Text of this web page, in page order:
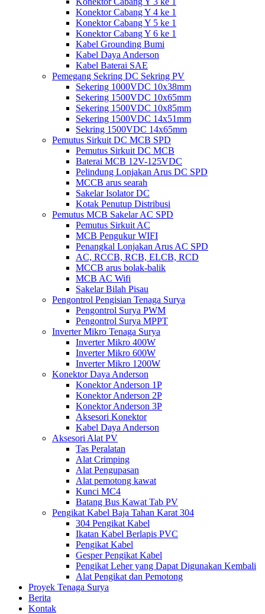
Konektor Cabang Y 4 ke 1
Konektor Cabang Y 5 ke 1
Konektor Cabang Y 6 ke 1
Kabel Grounding Bumi
Kabel Daya Anderson
Kabel Baterai SAE
Pemegang Sekring DC Sekring PV
Sekering 1000VDC 10x38mm
Sekering 1500VDC 10x65mm
Sekering 1500VDC 10x85mm
Sekering 1500VDC 14x51mm
Sekring 1500VDC 14x65mm
Pemutus Sirkuit DC MCB SPD
Pemutus Sirkuit DC MCB
Baterai MCB 12V-125VDC
Pelindung Lonjakan Arus DC SPD
MCCB arus searah
Sakelar Isolator DC
Kotak Penutup Distribusi
Pemutus MCB Sakelar AC SPD
Pemutus Sirkuit AC
MCB Pengukur WIFI
Penangkal Lonjakan Arus AC SPD
AC, RCCB, RCB, ELCB, RCD
MCCB arus bolak-balik
MCB AC Wifi
Sakelar Bilah Pisau
Pengontrol Pengisian Tenaga Surya
Pengontrol Surya PWM
Pengontrol Surya MPPT
Inverter Mikro Tenaga Surya
Inverter Mikro 400W
Inverter Mikro 600W
Inverter Mikro 1200W
Konektor Daya Anderson
Konektor Anderson 1P
Konektor Anderson 2P
Konektor Anderson 3P
Aksesori Konektor
Kabel Daya Anderson
Aksesori Alat PV
Tas Peralatan
Alat Crimping
Alat Pengupasan
Alat pemotong kawat
Kunci MC4
Batang Bus Kawat Tab PV
Pengikat Kabel Baja Tahan Karat 304
304 Pengikat Kabel
Ikatan Kabel Berlapis PVC
Pengikat Kabel
Gesper Pengikat Kabel
Pengikat Leher yang Dapat Digunakan Kembali
Alat Pengikat dan Pemotong
Proyek Tenaga Surya
Berita
Kontak